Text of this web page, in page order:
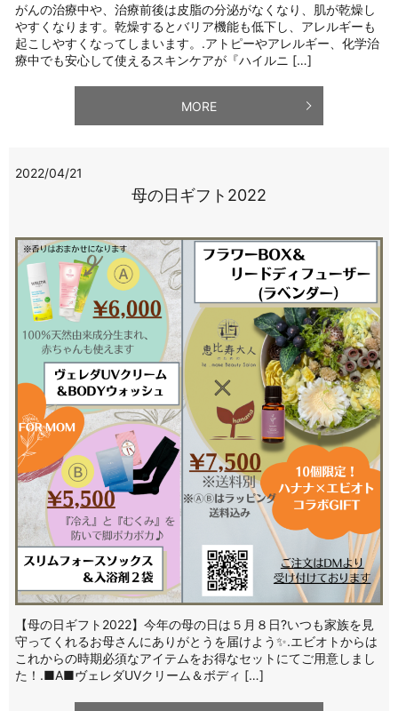
がんの治療中や、治療前後は皮脂の分泌がなくなり、肌が乾燥し
やすくなります。乾燥するとバリア機能も低下し、アレルギーも
起こしやすくなってしまいます。.アトピーやアレルギー、化学治
療中でも安心して使えるスキンケアが『ハイルニ […]
MORE
2022/04/21
母の日ギフト2022
【母の日ギフト2022】今年の母の日は５月８日?いつも家族を見
守ってくれるお母さんにありがとうを届けよう✨.エビオトからは
これからの時期必須なアイテムをお得なセットにてご用意しまし
た！.■A■ヴェレダUVクリーム＆ボディ […]